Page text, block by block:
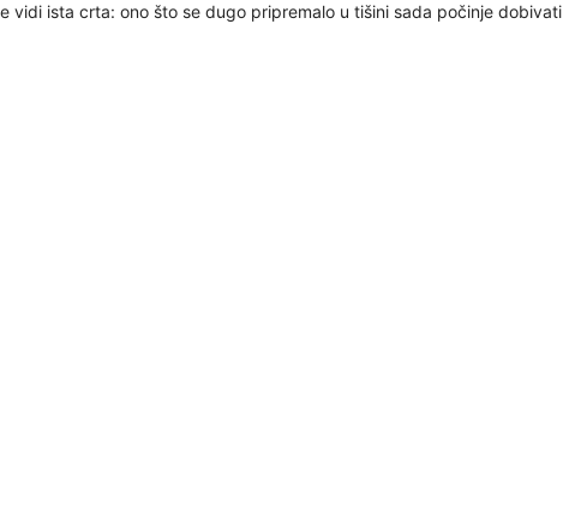
vidi ista crta: ono što se dugo pripremalo u tišini sada počinje dobivati